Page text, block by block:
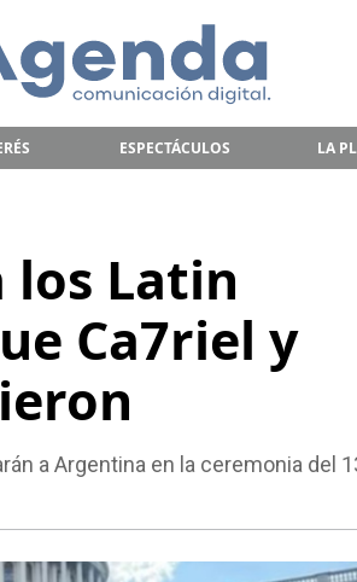
ESPECTÁCULOS LA
los Latin
Ca7riel y
a Argentina en la ceremonia del